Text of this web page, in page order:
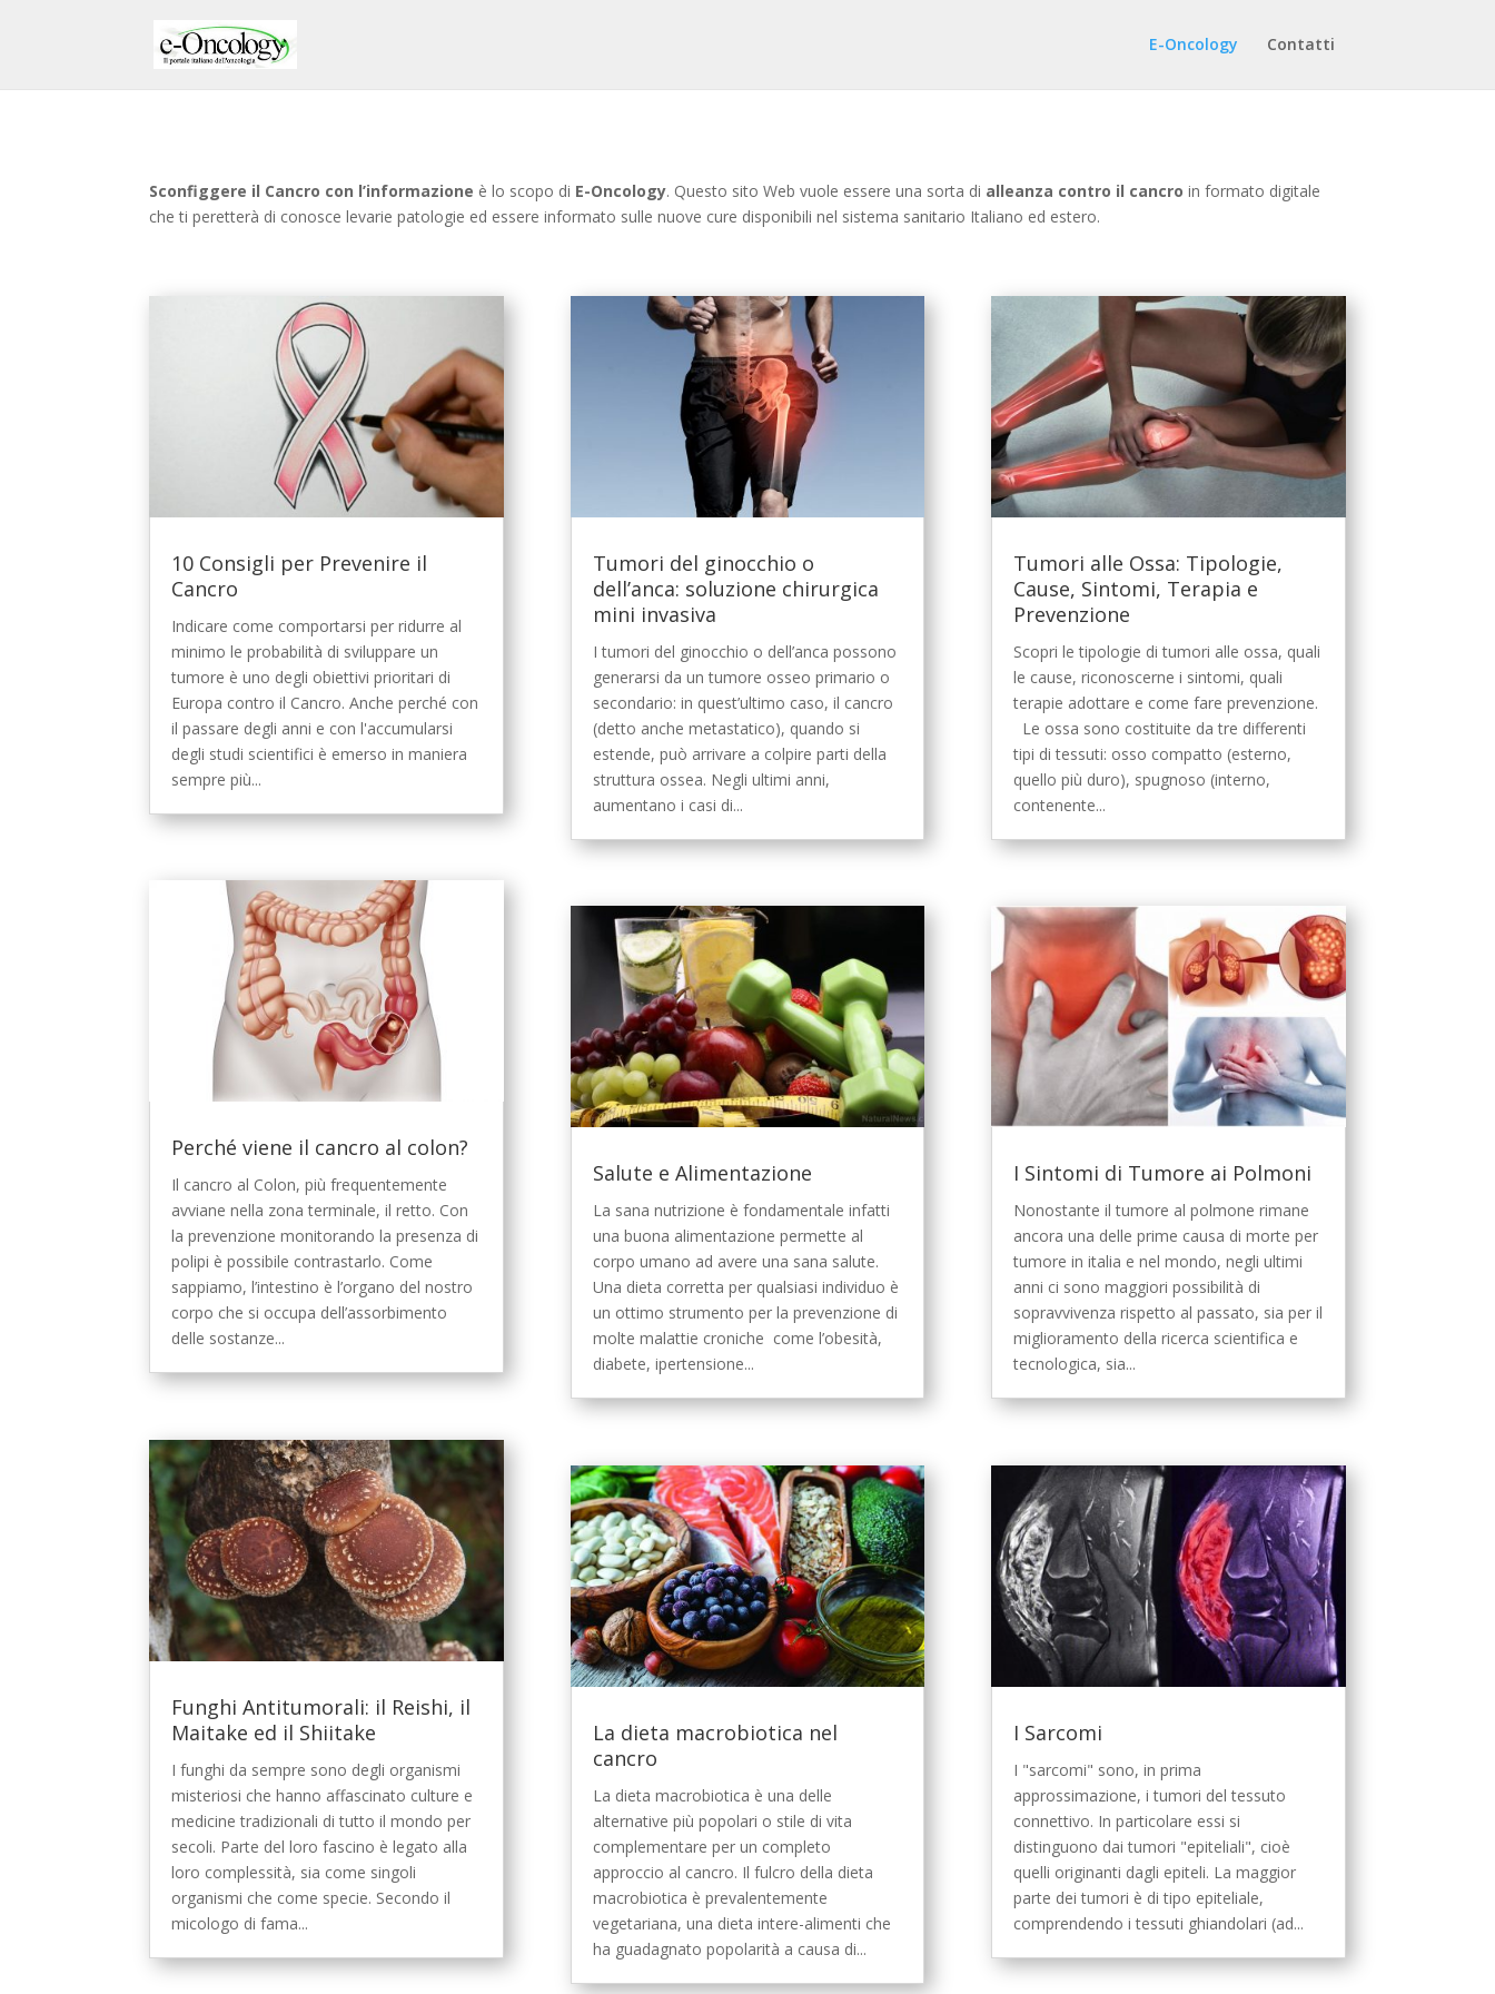
E-Oncology Contatti
Sconfiggere il Cancro con l’informazione è lo scopo di E-Oncology. Questo sito Web vuole essere una sorta di alleanza contro il cancro in formato digitale
che ti peretterà di conosce levarie patologie ed essere informato sulle nuove cure disponibili nel sistema sanitario Italiano ed estero.
10 Consigli per Prevenire il
Cancro
Indicare come comportarsi per ridurre al
minimo le probabilità di sviluppare un
tumore è uno degli obiettivi prioritari di
Europa contro il Cancro. Anche perché con
il passare degli anni e con l'accumularsi
degli studi scientifici è emerso in maniera
sempre più...
Perché viene il cancro al colon?
Il cancro al Colon, più frequentemente
avviane nella zona terminale, il retto. Con
la prevenzione monitorando la presenza di
polipi è possibile contrastarlo. Come
sappiamo, l’intestino è l’organo del nostro
corpo che si occupa dell’assorbimento
delle sostanze...
Funghi Antitumorali: il Reishi, il
Maitake ed il Shiitake
I funghi da sempre sono degli organismi
misteriosi che hanno affascinato culture e
medicine tradizionali di tutto il mondo per
secoli. Parte del loro fascino è legato alla
loro complessità, sia come singoli
organismi che come specie. Secondo il
micologo di fama...
Tumori del ginocchio o
dell’anca: soluzione chirurgica
mini invasiva
I tumori del ginocchio o dell’anca possono
generarsi da un tumore osseo primario o
secondario: in quest’ultimo caso, il cancro
(detto anche metastatico), quando si
estende, può arrivare a colpire parti della
struttura ossea. Negli ultimi anni,
aumentano i casi di...
Salute e Alimentazione
La sana nutrizione è fondamentale infatti
una buona alimentazione permette al
corpo umano ad avere una sana salute.
Una dieta corretta per qualsiasi individuo è
un ottimo strumento per la prevenzione di
molte malattie croniche come l’obesità,
diabete, ipertensione...
La dieta macrobiotica nel
cancro
La dieta macrobiotica è una delle
alternative più popolari o stile di vita
complementare per un completo
approccio al cancro. Il fulcro della dieta
macrobiotica è prevalentemente
vegetariana, una dieta intere-alimenti che
ha guadagnato popolarità a causa di...
Tumori alle Ossa: Tipologie,
Cause, Sintomi, Terapia e
Prevenzione
Scopri le tipologie di tumori alle ossa, quali
le cause, riconoscerne i sintomi, quali
terapie adottare e come fare prevenzione.
Le ossa sono costituite da tre differenti
tipi di tessuti: osso compatto (esterno,
quello più duro), spugnoso (interno,
contenente...
I Sintomi di Tumore ai Polmoni
Nonostante il tumore al polmone rimane
ancora una delle prime causa di morte per
tumore in italia e nel mondo, negli ultimi
anni ci sono maggiori possibilità di
sopravvivenza rispetto al passato, sia per il
miglioramento della ricerca scientifica e
tecnologica, sia...
I Sarcomi
I "sarcomi" sono, in prima
approssimazione, i tumori del tessuto
connettivo. In particolare essi si
distinguono dai tumori "epiteliali", cioè
quelli originanti dagli epiteli. La maggior
parte dei tumori è di tipo epiteliale,
comprendendo i tessuti ghiandolari (ad...